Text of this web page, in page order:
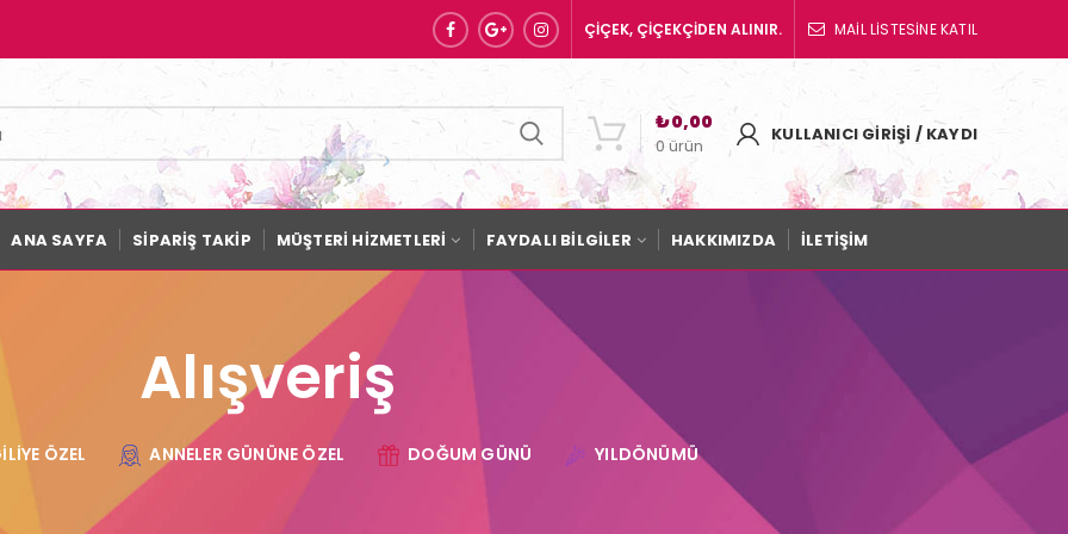
ÇİÇEK, ÇİÇEKÇİDEN ALINIR. MAİL LİSTESİNE KATIL
0ürün
₺0,00
KULLANICI GIRIŞI / KAYDI
ANA SAYFA SİPARİŞ TAKİP MÜŞTERİ HİZMETLERİ FAYDALI BİLGİLER HAKKIMIZDA İLETİŞİM
Alışveriş
ÖZEL ANNELER GÜNÜNE ÖZEL DOĞUM GÜNÜ YILDÖNÜMÜ